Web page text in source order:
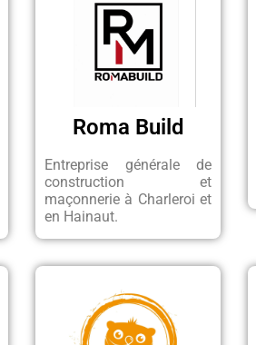
Roma Build
Entreprise générale de
construction et
maçonnerie à Charleroi et
en Hainaut.